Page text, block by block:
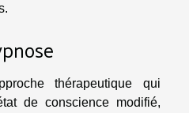
thérapeutique qui
de conscience modifié,